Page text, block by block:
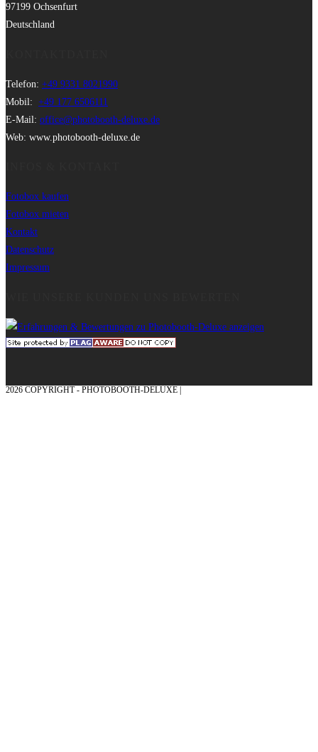
97199 Ochsenfurt
Deutschland
Telefon: +49 9331 8021990
Mobil: +49 177 6506111
E-Mail: office@photobooth-deluxe.de
Web: www.photobooth-deluxe.de
Fotobox kaufen
Fotobox mieten
Kontakt
Datenschutz
Impressum
2026 COPYRIGHT - PHOTOBOOTH-DELUXE |